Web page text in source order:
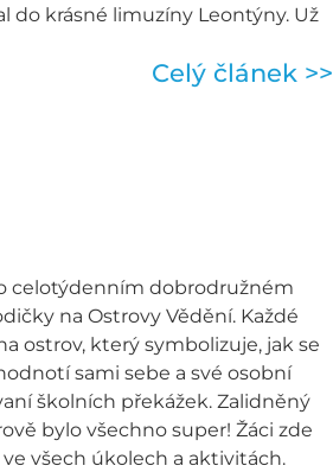
do krásné limuzíny Leontýny. Už
Celý článek >>
celotýdenním dobrodružném
na Ostrovy Vědění. Každé
ostrov, který symbolizuje, jak se
sami sebe a své osobní
školních překážek. Zalidněný
bylo všechno super! Žáci zde
všech úkolech a aktivitách.